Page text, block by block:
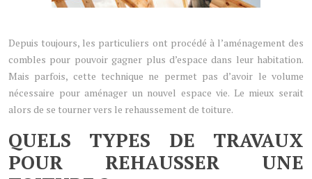
Depuis toujours, les particuliers ont procédé à l’aménagement des
combles pour pouvoir gagner plus d’espace dans leur habitation.
Mais parfois, cette technique ne permet pas d’avoir le volume
nécessaire pour aménager un nouvel espace vie. Le mieux serait
alors de se tourner vers le rehaussement de toiture.
QUELS TYPES DE TRAVAUX
POUR REHAUSSER UNE